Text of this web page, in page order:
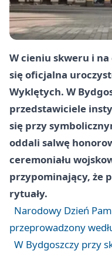
W cieniu skweru i
się oficjalna
Wyklętych. W
przedstawiciele
się przy
oddali salwę
ceremoniału
przypominający, że
rytuały.
Narodowy Dzień
przeprowadzony
W Bydgoszczy przy